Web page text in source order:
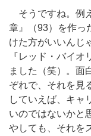
そうですね。例
章』（93）を作っ
けた方がいいんじ
『レッド・バイ
ました（笑）。面
ぞれで、それを見
していえば、キャ
いのではないかと
やしても、それを